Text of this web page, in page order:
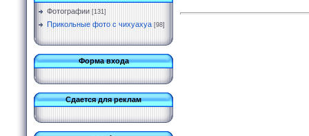
Фотографии [131]
Прикольные фото с чихуахуа [98]
Форма входа
Сдается для реклам